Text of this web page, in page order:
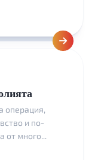
операция,
и по-
от много...